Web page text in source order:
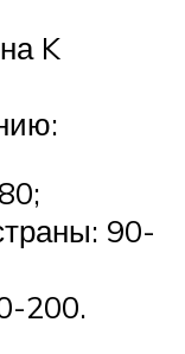
K
90-
200.